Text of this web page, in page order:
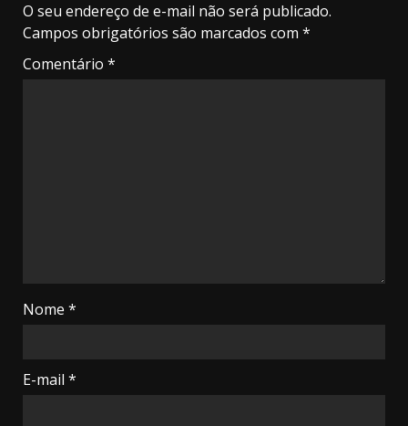
O seu endereço de e-mail não será publicado.
Campos obrigatórios são marcados com *
Comentário *
Nome *
E-mail *